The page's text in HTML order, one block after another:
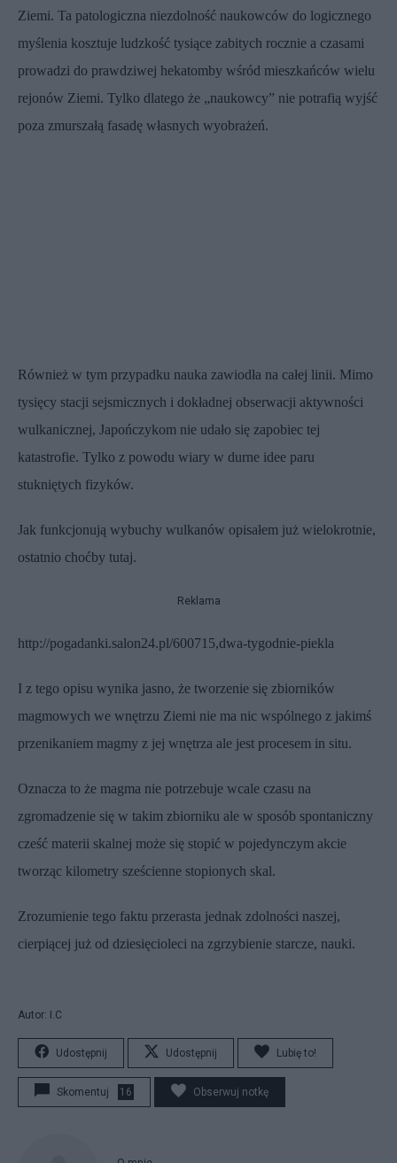
Ziemi. Ta patologiczna niezdolność naukowców do logicznego
myślenia kosztuje ludzkość tysiące zabitych rocznie a czasami
prowadzi do prawdziwej hekatomby wśród mieszkańców wielu
rejonów Ziemi. Tylko dlatego że „naukowcy” nie potrafią wyjść
poza zmurszałą fasadę własnych wyobrażeń.
Również w tym przypadku nauka zawiodła na całej linii. Mimo
tysięcy stacji sejsmicznych i dokładnej obserwacji aktywności
wulkanicznej, Japończykom nie udało się zapobiec tej
katastrofie. Tylko z powodu wiary w durne idee paru
stukniętych fizyków.
Jak funkcjonują wybuchy wulkanów opisałem już wielokrotnie,
ostatnio choćby tutaj.
Reklama
http://pogadanki.salon24.pl/600715,dwa-tygodnie-piekla
I z tego opisu wynika jasno, że tworzenie się zbiorników
magmowych we wnętrzu Ziemi nie ma nic wspólnego z jakimś
przenikaniem magmy z jej wnętrza ale jest procesem in situ.
Oznacza to że magma nie potrzebuje wcale czasu na
zgromadzenie się w takim zbiorniku ale w sposób spontaniczny
cześć materii skalnej może się stopić w pojedynczym akcie
tworząc kilometry sześcienne stopionych skal.
Zrozumienie tego faktu przerasta jednak zdolności naszej,
cierpiącej już od dziesięcioleci na zgrzybienie starcze, nauki.
Autor: I.C
Udostępnij Udostępnij Lubię to!
Skomentuj 16 Obserwuj notkę